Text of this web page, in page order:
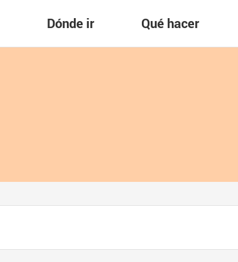
Dónde ir Qué hacer